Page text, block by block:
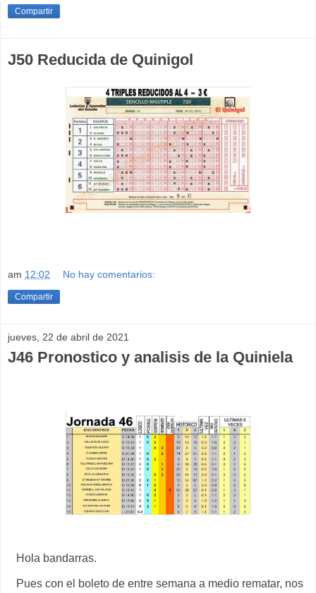
Compartir
J50 Reducida de Quinigol
am 12:02 No hay comentarios:
Compartir
jueves, 22 de abril de 2021
J46 Pronostico y analisis de la Quiniela
Hola bandarras.
Pues con el boleto de entre semana a medio rematar, nos